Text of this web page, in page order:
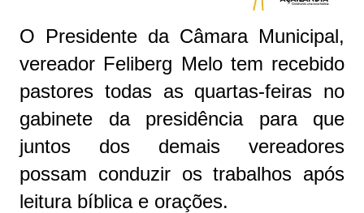
O Presidente da Câmara Municipal,
vereador Feliberg Melo tem recebido
pastores todas as quartas-feiras no
gabinete da presidência para que
juntos dos demais vereadores
possam conduzir os trabalhos após
leitura bíblica e orações.